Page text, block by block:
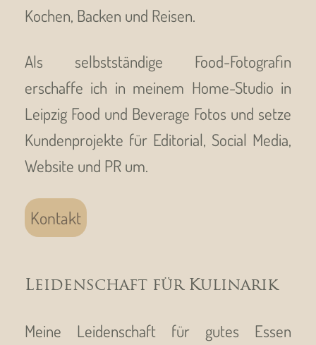
Kochen, Backen und Reisen.
Als selbstständige Food-Fotografin
erschaffe ich in meinem Home-Studio in
Leipzig Food und Beverage Fotos und setze
Kundenprojekte für Editorial, Social Media,
Website und PR um.
Kontakt
Leidenschaft für Kulinarik
Meine Leidenschaft für gutes Essen